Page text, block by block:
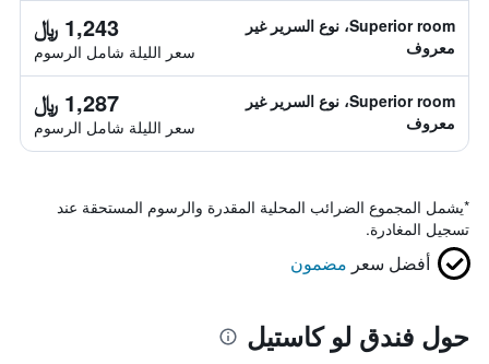
Superior room، نوع السرير غير
معروف
1,243 ﷼
سعر الليلة شامل الرسوم
Superior room، نوع السرير غير
معروف
1,287 ﷼
سعر الليلة شامل الرسوم
*يشمل المجموع الضرائب المحلية المقدرة والرسوم المستحقة عند
تسجيل المغادرة.
أفضل سعر مضمون
حول فندق لو كاستيل